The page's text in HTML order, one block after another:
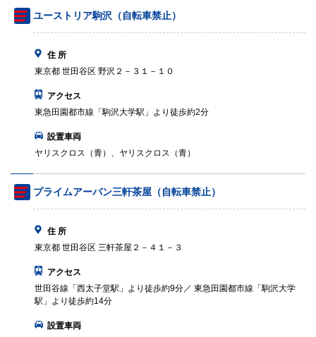
ユーストリア駒沢（自転車禁止）
住 所
東京都 世田谷区 野沢２－３１－１０
アクセス
東急田園都市線「駒沢大学駅」より徒歩約2分
設置車両
ヤリスクロス（青）、ヤリスクロス（青）
プライムアーバン三軒茶屋（自転車禁止）
住 所
東京都 世田谷区 三軒茶屋２－４１－３
アクセス
世田谷線「西太子堂駅」より徒歩約9分／ 東急田園都市線「駒沢大学
駅」より徒歩約14分
設置車両